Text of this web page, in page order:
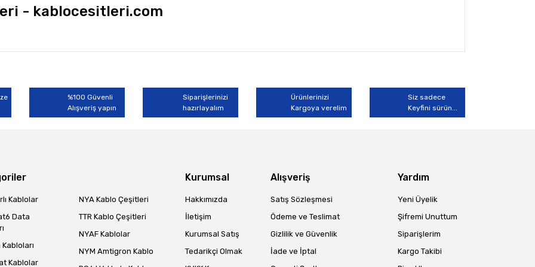
- kablocesitleri.com
ve diğer konularda yetersiz gördüğünüz noktaları öneri formunu kullanarak tarafımıza iletebilirsiniz.
%100 Güvenli
Alışveriş yapın
Siparişlerinizi
hazırlayalım
Ürünlerinizi
Kargoya verelim
Siz sadece
Keyfini sürün...
Kablolar
Data
Kablolar
NYA Kablo Çeşitleri
TTR Kablo Çeşitleri
NYAF Kablolar
NYM Amtigron Kablo
Kurumsal
Hakkımızda
İletişim
Kurumsal Satış
Tedarikçi Olmak
Alışveriş
Satış Sözleşmesi
Ödeme ve Teslimat
Gizlilik ve Güvenlik
İade ve İptal
Yardım
Yeni Üyelik
Şifremi Unuttum
Siparişlerim
Kargo Takibi